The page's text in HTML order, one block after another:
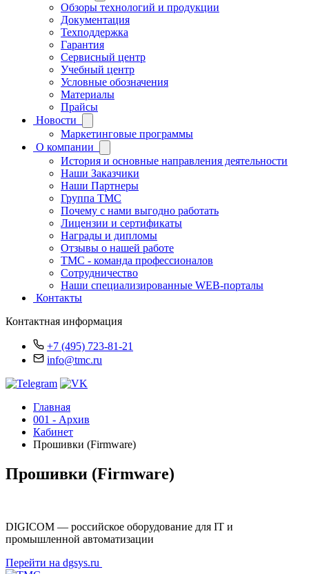
Обзоры технологий и продукции
Документация
Техподдержка
Гарантия
Сервисный центр
Учебный центр
Условные обозначения
Материалы
Прайсы
Новости
Маркетинговые программы
О компании
История и основные направления деятельности
Наши Заказчики
Наши Партнеры
Группа ТМС
Почему с нами выгодно работать
Лицензии и сертификаты
Награды и дипломы
Отзывы о нашей работе
TMC - команда профессионалов
Сотрудничество
Наши специализированные WEB-порталы
Контакты
Контактная информация
+7 (495) 723-81-21
info@tmc.ru
Главная
001 - Архив
Кабинет
Прошивки (Firmware)
Прошивки (Firmware)
DIGICOM — российское оборудование для IT и
промышленной автоматизации
Перейти на dgsys.ru